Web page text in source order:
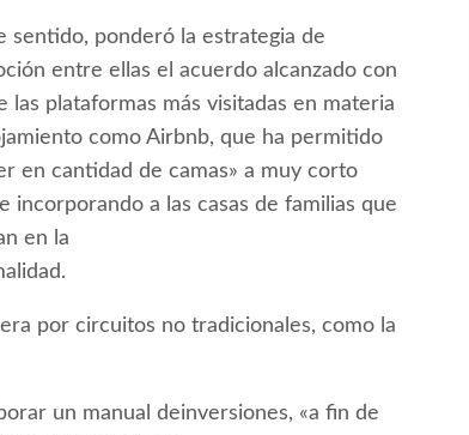
sentido, ponderó la estrategia de
entre ellas el acuerdo alcanzado con
las plataformas más visitadas en materia
como Airbnb, que ha permitido
en cantidad de camas» a muy corto
incorporando a las casas de familias que
en la
por circuitos no tradicionales, como la
un manual deinversiones, «a fin de